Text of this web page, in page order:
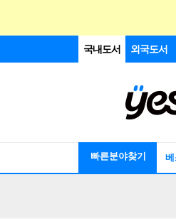
국내도서 외국도서
빠른분야찾기 베